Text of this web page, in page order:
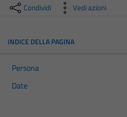
Condividi Vedi azioni
INDICE DELLA PAGINA
Persona
Date